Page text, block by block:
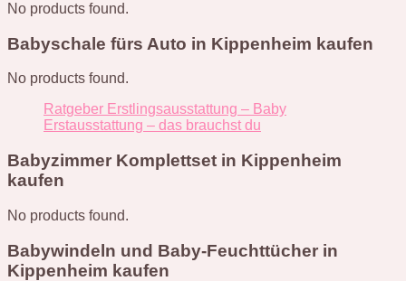
No products found.
Babyschale fürs Auto in Kippenheim kaufen
No products found.
Ratgeber Erstlingsausstattung – Baby
Erstausstattung – das brauchst du
Babyzimmer Komplettset in Kippenheim
kaufen
No products found.
Babywindeln und Baby-Feuchttücher in
Kippenheim kaufen